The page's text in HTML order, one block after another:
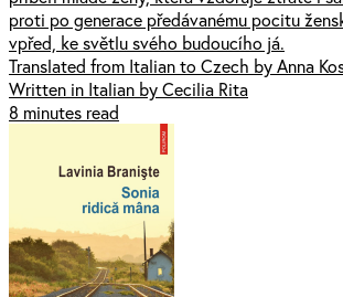
proti po generace předávanému pocitu
vpřed, ke světlu svého budoucího já.
Translated from Italian to Czech by Anna
Written in Italian by Cecilia Rita
8 minutes read